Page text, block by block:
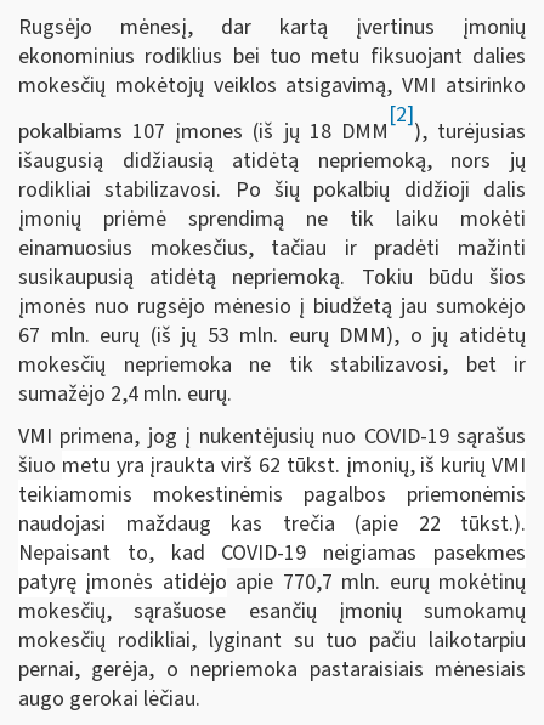
Rugsėjo mėnesį, dar kartą įvertinus įmonių
ekonominius rodiklius bei tuo metu fiksuojant dalies
mokesčių mokėtojų veiklos atsigavimą, VMI atsirinko
pokalbiams 107 įmones (iš jų 18 DMM
[2]
), turėjusias
išaugusią didžiausią atidėtą nepriemoką, nors jų
rodikliai stabilizavosi. Po šių pokalbių didžioji dalis
įmonių priėmė sprendimą ne tik laiku mokėti
einamuosius mokesčius, tačiau ir pradėti mažinti
susikaupusią atidėtą nepriemoką. Tokiu būdu šios
įmonės nuo rugsėjo mėnesio į biudžetą jau sumokėjo
67 mln. eurų (iš jų 53 mln. eurų DMM), o jų atidėtų
mokesčių nepriemoka ne tik stabilizavosi, bet ir
sumažėjo 2,4 mln. eurų.
VMI primena, jog į nukentėjusių nuo COVID-19 sąrašus
šiuo metu yra įraukta virš 62 tūkst. įmonių, iš kurių VMI
teikiamomis mokestinėmis pagalbos priemonėmis
naudojasi maždaug kas trečia (apie 22 tūkst.).
Nepaisant to, kad COVID-19 neigiamas pasekmes
patyrę įmonės atidėjo apie 770,7 mln. eurų mokėtinų
mokesčių, sąrašuose esančių įmonių sumokamų
mokesčių rodikliai, lyginant su tuo pačiu laikotarpiu
pernai, gerėja, o nepriemoka pastaraisiais mėnesiais
augo gerokai lėčiau.